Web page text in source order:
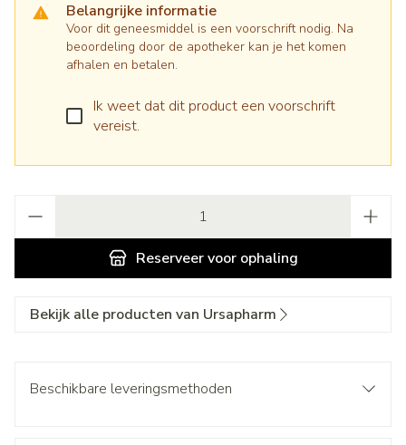
Belangrijke informatie
Voor dit geneesmiddel is een voorschrift nodig. Na
beoordeling door de apotheker kan je het komen
afhalen en betalen.
Ik weet dat dit product een voorschrift
vereist.
Reserveervoor ophaling
Bekijk alle producten van Ursapharm
Beschikbare leveringsmethoden